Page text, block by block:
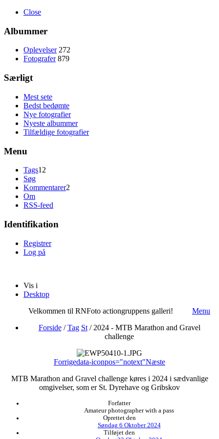
Close
Albummer
Oplevelser 272
Fotografer 879
Særligt
Mest sete
Bedst bedømte
Nye fotografier
Nyeste albummer
Tilfældige fotografier
Menu
Tags12
Søg
Kommentarer2
Om
RSS-feed
Identifikation
Registrer
Log på
Vis i
Desktop
Velkommen til RNFoto actiongruppens galleri!
Menu
Forside/Tag St/ 2024 - MTB Marathon and Gravel
challenge
Forrigedata-iconpos="notext"Næste
MTB Marathon and Gravel challenge køres i 2024 i sædvanlige
omgivelser, som er St. Dyrehave og Gribskov
Forfatter
Amateur photographer with a pass
Oprettet den
Søndag 6 Oktober 2024
Tilføjet den